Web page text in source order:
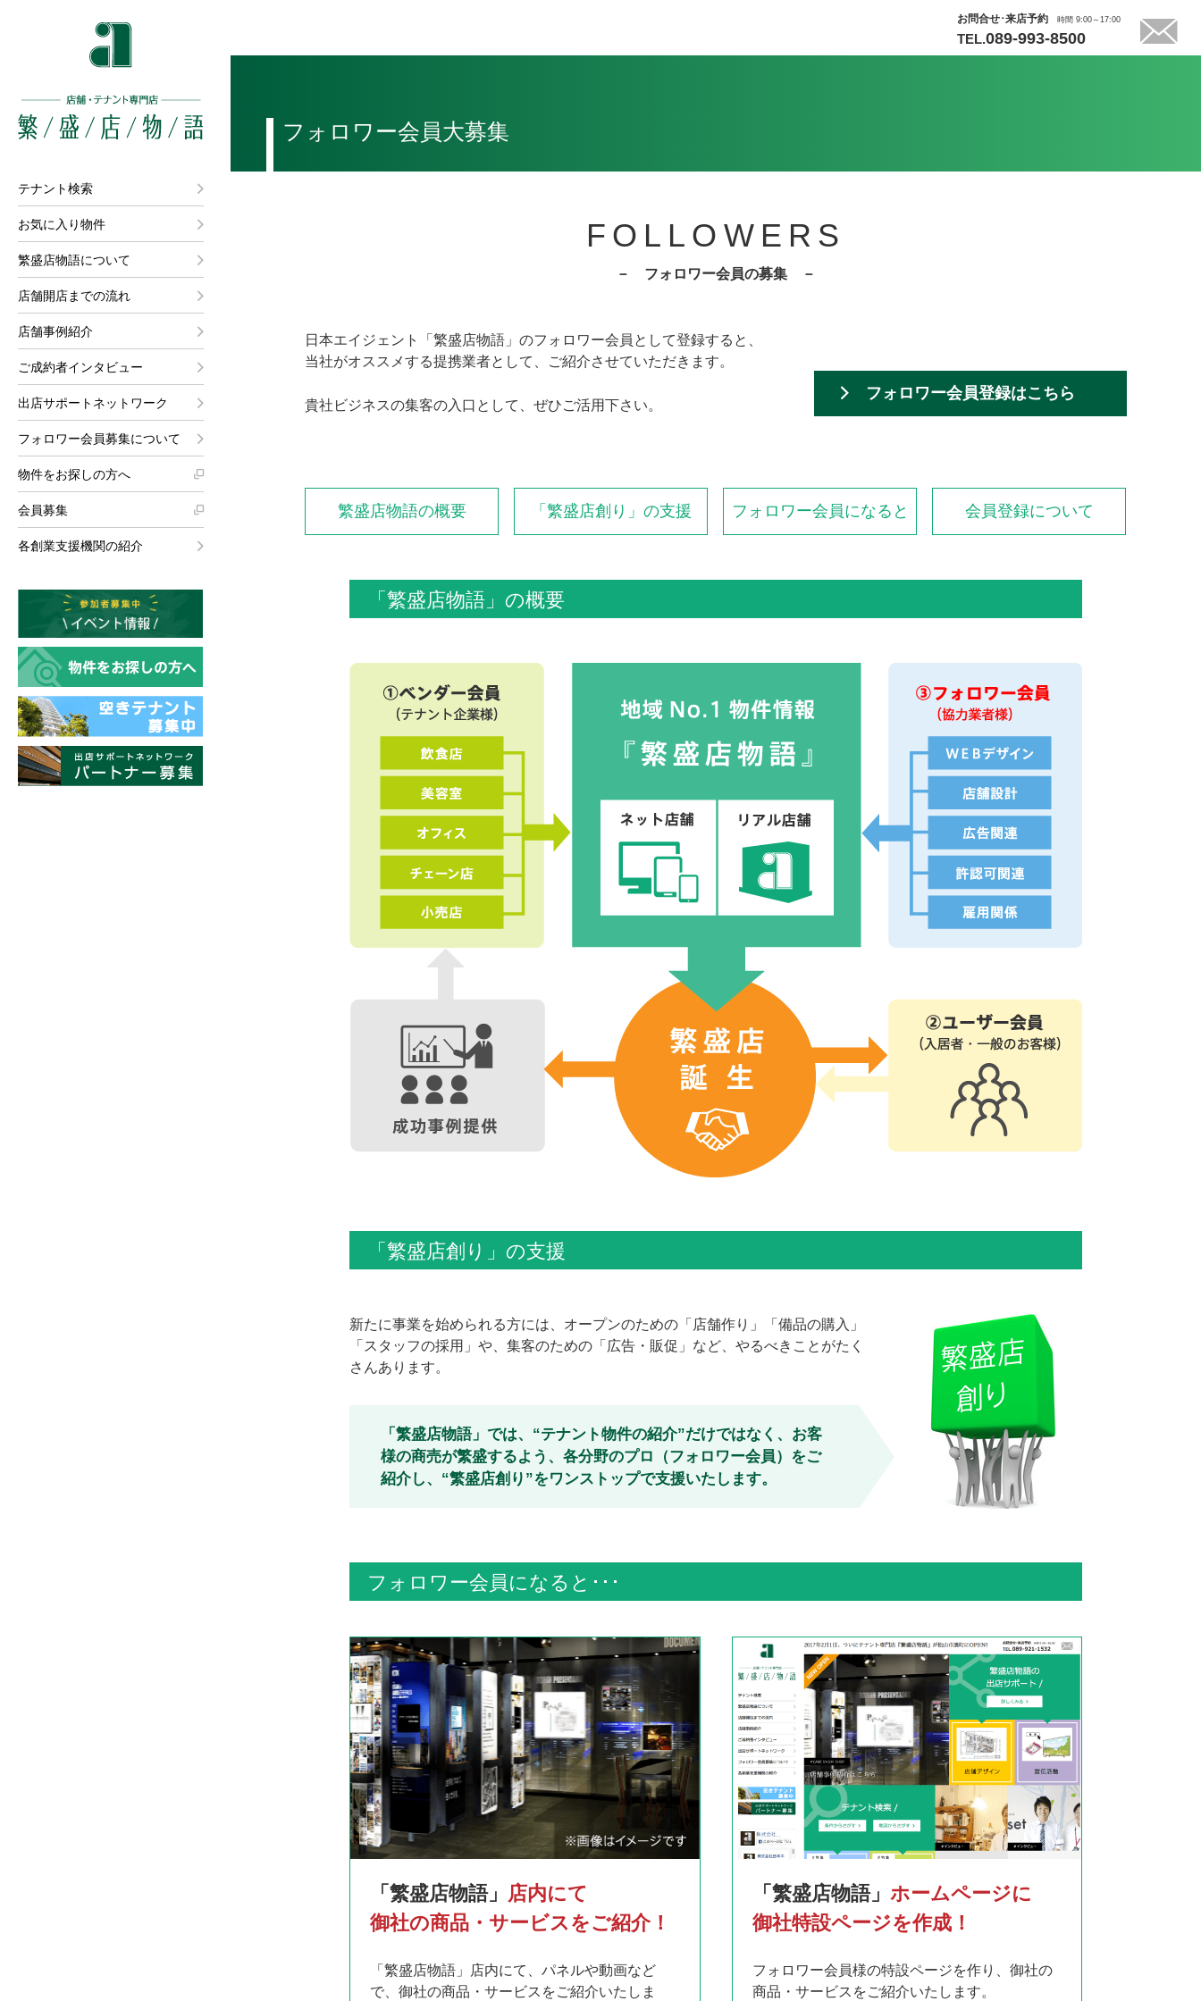
テナント検索
お気に入り物件
繁盛店物語について
店舗開店までの流れ
店舗事例紹介
ご成約者インタビュー
出店サポートネットワーク
フォロワー会員募集について
物件をお探しの方へ
会員募集
各創業支援機関の紹介
お問合せ･来店予約 時間 9:00～17:00
TEL.089-993-8500
フォロワー会員大募集
FOLLOWERS
－ フォロワー会員の募集 －
日本エイジェント「繁盛店物語」のフォロワー会員として登録すると、
当社がオススメする提携業者として、ご紹介させていただきます。
貴社ビジネスの集客の入口として、ぜひご活用下さい。
フォロワー会員登録はこちら
繁盛店物語の概要 「繁盛店創り」の支援 フォロワー会員になると 会員登録について
「繁盛店物語」の概要
「繁盛店創り」の支援
新たに事業を始められる方には、オープンのための「店舗作り」「備品の購入」
「スタッフの採用」や、集客のための「広告・販促」など、やるべきことがたく
さんあります。
「繁盛店物語」では、“テナント物件の紹介”だけではなく、お客
様の商売が繁盛するよう、各分野のプロ（フォロワー会員）をご
紹介し、“繁盛店創り”をワンストップで支援いたします。
フォロワー会員になると･･･
「繁盛店物語」 店内にて
御社の商品・サービスをご紹介！
「繁盛店物語」店内にて、パネルや動画など
で、御社の商品・サービスをご紹介いたしま
「繁盛店物語」 ホームページに
御社特設ページを作成！
フォロワー会員様の特設ページを作り、御社の
商品・サービスをご紹介いたします。